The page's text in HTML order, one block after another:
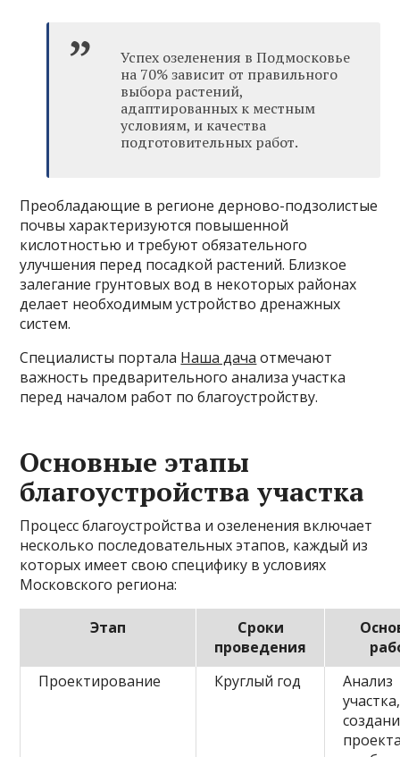
Успех озеленения в Подмосковье
на 70% зависит от правильного
выбора растений,
адаптированных к местным
условиям, и качества
подготовительных работ.
Преобладающие в регионе дерново-подзолистые
почвы характеризуются повышенной
кислотностью и требуют обязательного
улучшения перед посадкой растений. Близкое
залегание грунтовых вод в некоторых районах
делает необходимым устройство дренажных
систем.
Специалисты портала Наша дача отмечают
важность предварительного анализа участка
перед началом работ по благоустройству.
Основные этапы
благоустройства участка
Процесс благоустройства и озеленения включает
несколько последовательных этапов, каждый из
которых имеет свою специфику в условиях
Московского региона:
Этап
Сроки
проведения
Проектирование
Круглый год
Анализ
участка,